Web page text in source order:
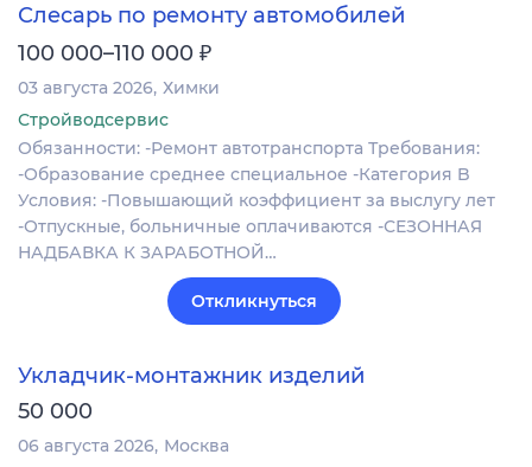
Слесарь по ремонту автомобилей
100 000–110 000 ₽
03 августа 2026 Химки
Стройводсервис
Обязанности: -Ремонт автотранспорта Требования:
-Образование среднее специальное -Категория B
Условия: -Повышающий коэффициент за выслугу лет
-Отпускные, больничные оплачиваются -СЕЗОННАЯ
НАДБАВКА К ЗАРАБОТНОЙ…
Откликнуться
Укладчик-монтажник изделий
50 000
06 августа 2026 Москва